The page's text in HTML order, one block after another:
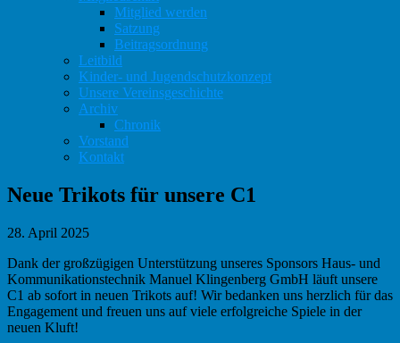
Mitglied werden
Satzung
Beitragsordnung
Leitbild
Kinder- und Jugendschutzkonzept
Unsere Vereinsgeschichte
Archiv
Chronik
Vorstand
Kontakt
Neue Trikots für unsere C1
28. April 2025
Dank der großzügigen Unterstützung unseres Sponsors Haus- und
Kommunikationstechnik Manuel Klingenberg GmbH läuft unsere
C1 ab sofort in neuen Trikots auf! Wir bedanken uns herzlich für das
Engagement und freuen uns auf viele erfolgreiche Spiele in der
neuen Kluft!